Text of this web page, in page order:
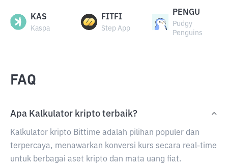
KAS
Kaspa
FITFI
Step App
PENGU
Pudgy
Penguins
FAQ
Apa Kalkulator kripto terbaik?
Kalkulator kripto Bittime adalah pilihan populer dan
terpercaya, menawarkan konversi kurs secara real-time
untuk berbagai aset kripto dan mata uang fiat.